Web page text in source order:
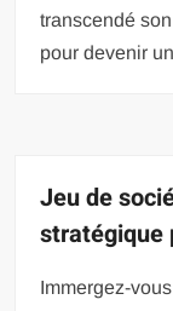
transcendé
pour devenir
Jeu de
stratégique
Immergez-